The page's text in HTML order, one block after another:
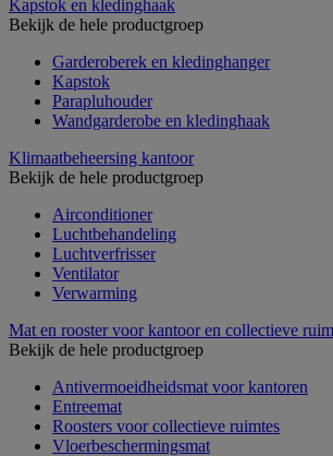
Kapstok en kledinghaak
Bekijk de hele productgroep
Garderoberek en kledinghanger
Kapstok
Parapluhouder
Wandgarderobe en kledinghaak
Klimaatbeheersing kantoor
Bekijk de hele productgroep
Airconditioner
Luchtbehandeling
Luchtverfrisser
Ventilator
Verwarming
Mat en rooster voor kantoor en collectieve
Bekijk de hele productgroep
Antivermoeidheidsmat voor kantoren
Entreemat
Roosters voor collectieve ruimtes
Vloerbeschermingsmat